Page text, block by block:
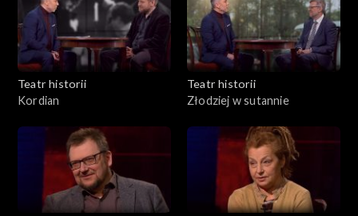
Teatr historii
Kordian
Teatr historii
Złodziej w sutannie